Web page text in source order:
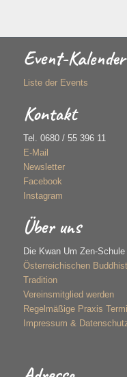
Event-Kalender
Liste der Events
Kontakt
Tel. 0680 / 55 396 11
E-Mail
Newsletter
Facebook
Instagram
Über uns
Die Kwan Um Zen-
Österreichischen
Tradition
Vereinsmitglied werden
Regelmäßige Praxis
Impressum &